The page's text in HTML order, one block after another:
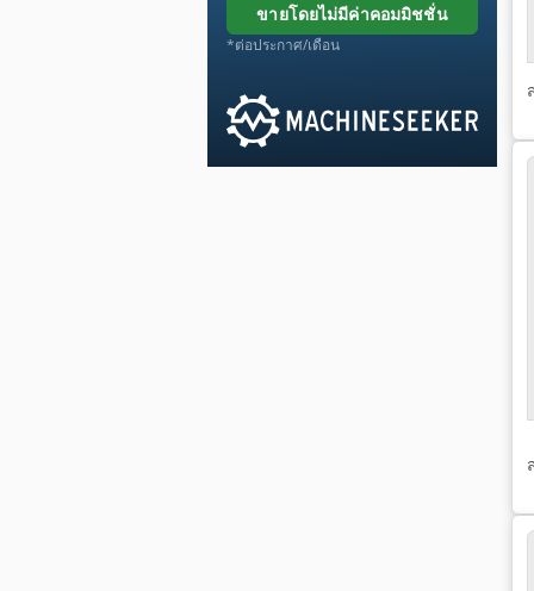
ขายโดยไม่มีค่าคอมมิชชั่น
*ต่อประกาศ/เดือน